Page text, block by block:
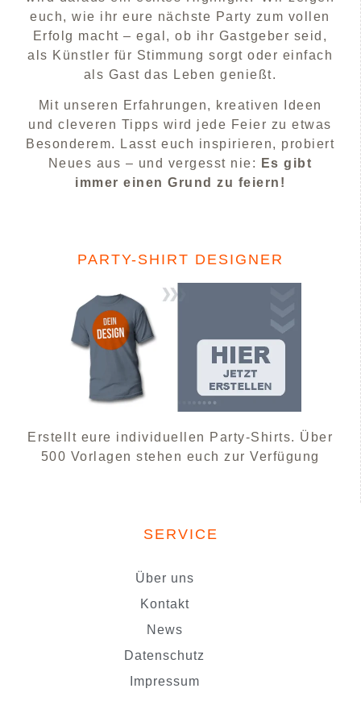
euch, wie ihr eure nächste Party zum vollen
Erfolg macht – egal, ob ihr Gastgeber seid,
als Künstler für Stimmung sorgt oder einfach
als Gast das Leben genießt.
Mit unseren Erfahrungen, kreativen Ideen
und cleveren Tipps wird jede Feier zu etwas
Besonderem. Lasst euch inspirieren, probiert
Neues aus – und vergesst nie:
Es gibt
immer einen Grund zu feiern!
PARTY-SHIRT DESIGNER
Erstellt eure individuellen Party-Shirts. Über
500 Vorlagen stehen euch zur Verfügung
SERVICE
Über uns
Kontakt
News
Datenschutz
Impressum